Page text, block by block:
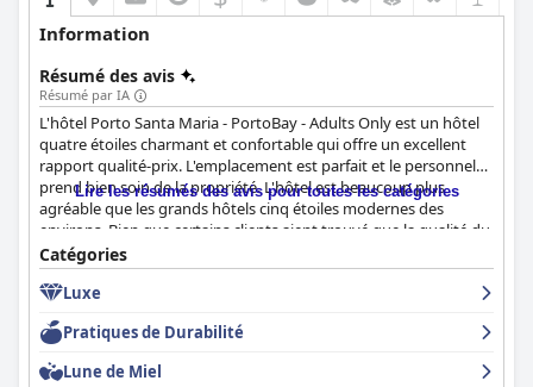
Information
Résumé des avis
Résumé par IA
L'hôtel Porto Santa Maria - PortoBay - Adults Only est un hôtel
quatre étoiles charmant et confortable qui offre un excellent
rapport qualité-prix. L'emplacement est parfait et le personnel
prend bien soin de la propriété. L'hôtel est beaucoup plus
agréable que les grands hôtels cinq étoiles modernes des
environs. Bien que certains clients aient trouvé que la qualité du
petit-déjeuner n'était pas digne d'un hôtel quatre étoiles, la
majorité d'entre eux ont passé un très bon séjour. L'hôtel
s'adresse principalement à un groupe d'âge plus élevé. Dans
l'ensemble, c'est un excellent hôtel pour ceux qui recherchent
un séjour de qualité dans une propriété charmante.
Lire les résumés des avis pour toutes les catégories
Catégories
Luxe
Pratiques de Durabilité
Lune de Miel